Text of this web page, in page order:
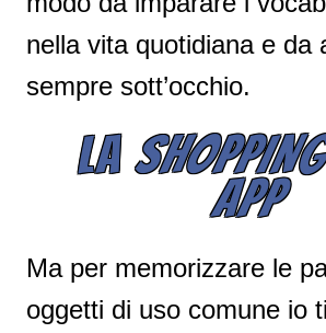
nella vita quotidiana e da
sempre sott’occhio.
LA
APP
Ma per memorizzare le
oggetti di uso comune io